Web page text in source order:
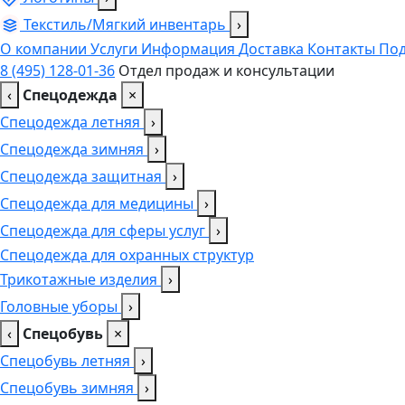
Текстиль/Мягкий инвентарь ›
О компании Услуги Информация Доставка Контакты
8 (495) 128-01-36 Отдел продаж и консультации
‹ Спецодежда
×
Спецодежда летняя ›
Спецодежда зимняя ›
Спецодежда защитная ›
Спецодежда для медицины ›
Спецодежда для сферы услуг ›
Спецодежда для охранных структур
Трикотажные изделия ›
Головные уборы ›
‹ Спецобувь ×
Спецобувь летняя ›
Спецобувь зимняя ›